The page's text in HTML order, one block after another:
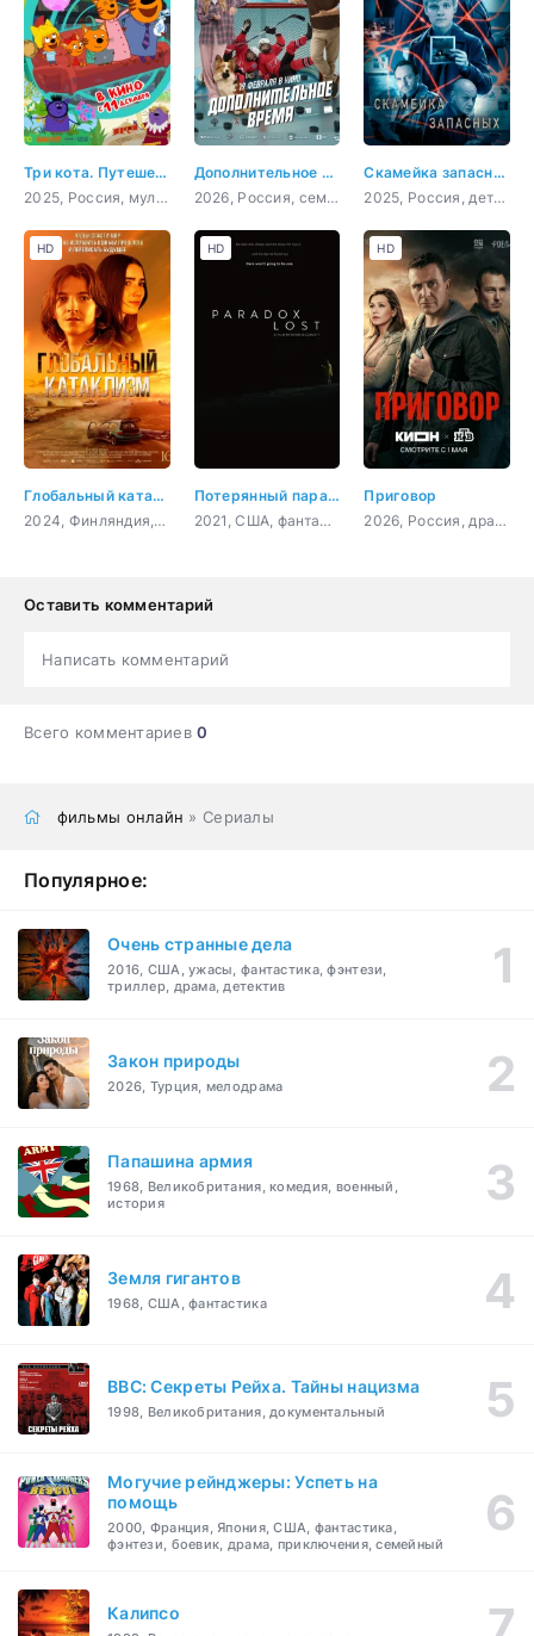
Три кота. Путешествие во времени
2025, Россия, мультфильм, детский
Дополнительное время
2026, Россия, семейный, приключения, спорт, фантастика
Скамейка запасных
2025, Россия, детектив
Глобальный катаклизм
2024, Финляндия, драма
HD
Потерянный парадокс
2021, США, фантастика, комедия
HD
Приговор
2026, Россия, драма, криминал, триллер
HD
Оставить комментарий
Написать комментарий
Всего комментариев0
фильмы онлайн » Сериалы
Популярное:
Очень странные дела
2016, США, ужасы, фантастика, фэнтези,
триллер, драма, детектив
Закон природы
2026, Турция, мелодрама
Папашина армия
1968, Великобритания, комедия, военный,
история
Земля гигантов
1968, США, фантастика
BBC: Секреты Рейха. Тайны нацизма
1998, Великобритания, документальный
Могучие рейнджеры: Успеть на
помощь
2000, Франция, Япония, США, фантастика,
фэнтези, боевик, драма, приключения, семейный
Калипсо